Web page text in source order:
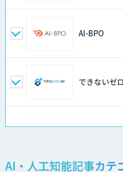
AI-BPO
できないゼ
Docify（ド
AI・人工知能記事カテ